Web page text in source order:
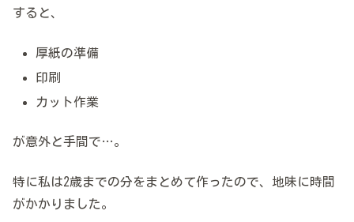
すると、
厚紙の準備
印刷
カット作業
が意外と手間で…。
特に私は2歳までの分をまとめて作ったので、地味に時間
がかかりました。